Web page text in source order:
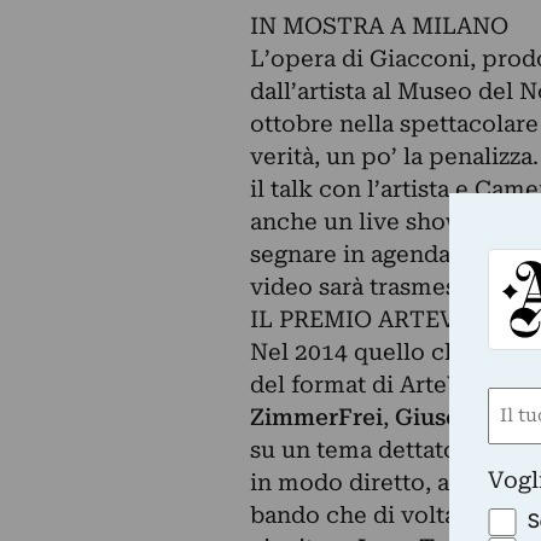
IN MOSTRA A MILANO
L’opera di Giacconi,
dall’artista al Museo del
ottobre nella
verità, un po’ la
il talk con l’artista e
anche un live show del
segnare in agenda è
video sarà trasmesso in
IL PREMIO ARTEVISIONE
Nel 2014 quello che
del format di
ZimmerFrei, Giuseppe
su un tema dettato
in modo diretto, al lavoro
bando che di volta in
Nome